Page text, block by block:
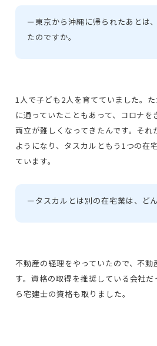
ー東京から沖縄に帰られたあとは
たのですか。
1人で子ども2人を育てていました。
に通っていたこともあって、コロナ
両立が難しくなってきたんです。それ
ようになり、タスカルともう1つの在
ています。
ータスカルとは別の在宅業は、ど
不動産の経理をやっていたので、不動
す。資格の取得を推奨している会社
ら宅建士の資格も取りました。